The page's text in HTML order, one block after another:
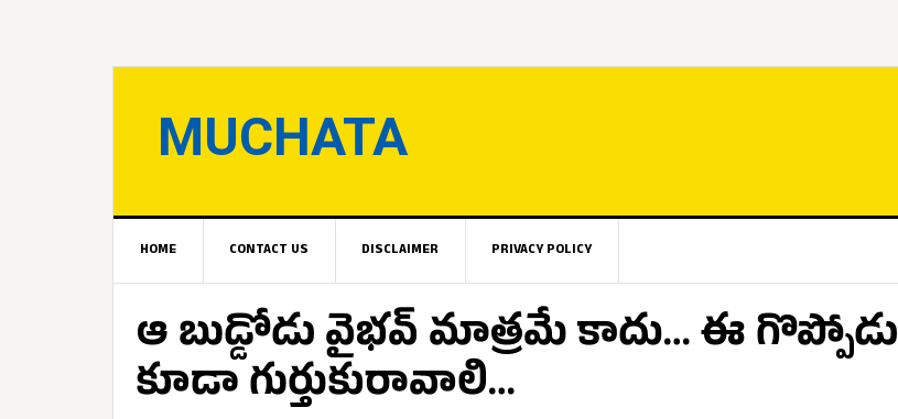
MUCHATA
HOME CONTACT US DISCLAIMER PRIVACY POLICY
ఆ బుడ్డోడు వైభవ్ మాత్రమే కాదు… ఈ గొప్పోడు
కూడా గుర్తుకురావాలి…